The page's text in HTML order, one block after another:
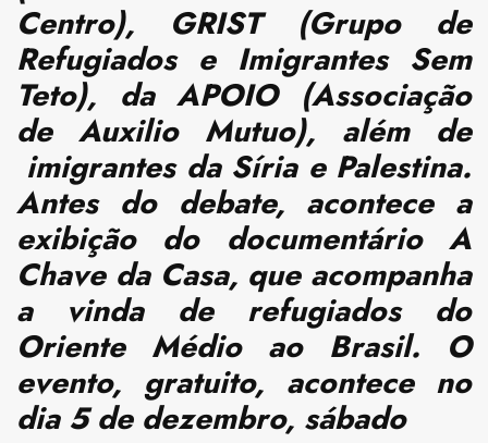
Centro), GRIST (Grupo de
Refugiados e Imigrantes Sem
Teto), da APOIO (Associação
de Auxilio Mutuo), além de
imigrantes da Síria e Palestina.
Antes do debate, acontece a
exibição do documentário A
Chave da Casa, que acompanha
a vinda de refugiados do
Oriente Médio ao Brasil. O
evento, gratuito, acontece no
dia 5 de dezembro, sábado